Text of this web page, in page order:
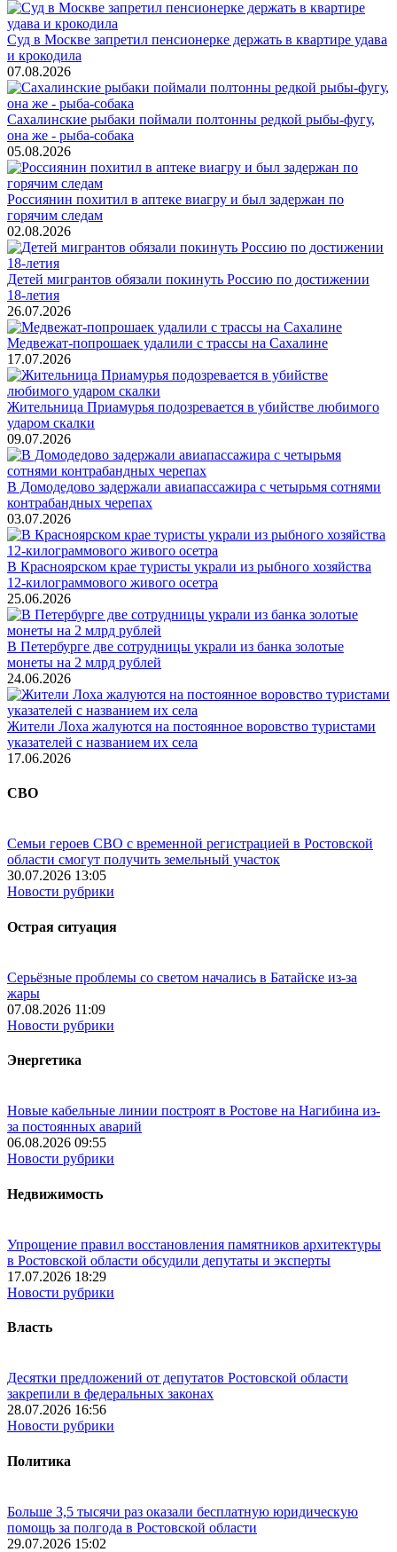
Суд в Москве запретил пенсионерке держать в квартире удава
и крокодила
07.08.2026
Сахалинские рыбаки поймали полтонны редкой рыбы-фугу,
она же - рыба-собака
05.08.2026
Россиянин похитил в аптеке виагру и был задержан по
горячим следам
02.08.2026
Детей мигрантов обязали покинуть Россию по достижении
18-летия
26.07.2026
Медвежат-попрошаек удалили с трассы на Сахалине
17.07.2026
Жительница Приамурья подозревается в убийстве любимого
ударом скалки
09.07.2026
В Домодедово задержали авиапассажира с четырьмя сотнями
контрабандных черепах
03.07.2026
В Красноярском крае туристы украли из рыбного хозяйства
12-килограммового живого осетра
25.06.2026
В Петербурге две сотрудницы украли из банка золотые
монеты на 2 млрд рублей
24.06.2026
Жители Лоха жалуются на постоянное воровство туристами
указателей с названием их села
17.06.2026
СВО
Семьи героев СВО с временной регистрацией в Ростовской
области смогут получить земельный участок
30.07.2026 13:05
Новости рубрики
Острая ситуация
Серьёзные проблемы со светом начались в Батайске из-за
жары
07.08.2026 11:09
Новости рубрики
Энергетика
Новые кабельные линии построят в Ростове на Нагибина из-
за постоянных аварий
06.08.2026 09:55
Новости рубрики
Недвижимость
Упрощение правил восстановления памятников архитектуры
в Ростовской области обсудили депутаты и эксперты
17.07.2026 18:29
Новости рубрики
Власть
Десятки предложений от депутатов Ростовской области
закрепили в федеральных законах
28.07.2026 16:56
Новости рубрики
Политика
Больше 3,5 тысячи раз оказали бесплатную юридическую
помощь за полгода в Ростовской области
29.07.2026 15:02